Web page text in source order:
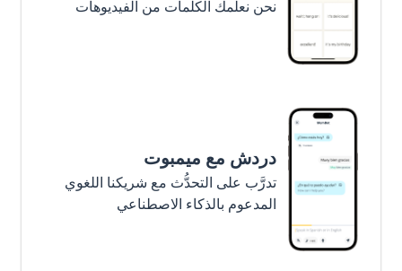
نحن نعلِّمك الكلمات من الفيديوهات
دردش مع ميمبوت
تدرَّب على التحدُّث مع شريكنا اللغوي
المدعوم بالذكاء الاصطناعي